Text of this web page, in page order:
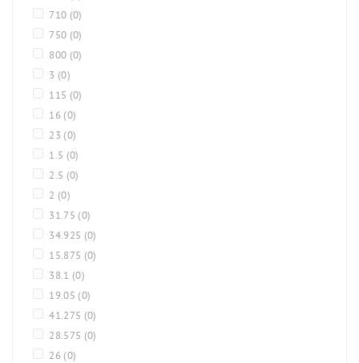
710 (0)
750 (0)
800 (0)
3 (0)
115 (0)
16 (0)
23 (0)
1.5 (0)
2.5 (0)
2 (0)
31.75 (0)
34.925 (0)
15.875 (0)
38.1 (0)
19.05 (0)
41.275 (0)
28.575 (0)
26 (0)